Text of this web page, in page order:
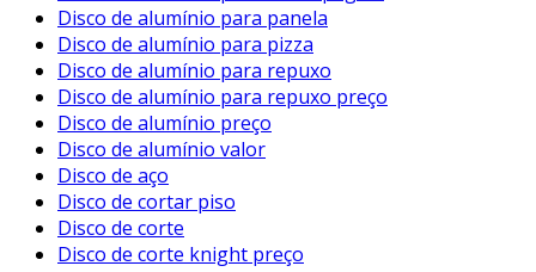
Disco de alumínio para panela
Disco de alumínio para pizza
Disco de alumínio para repuxo
Disco de alumínio para repuxo preço
Disco de alumínio preço
Disco de alumínio valor
Disco de aço
Disco de cortar piso
Disco de corte
Disco de corte knight preço